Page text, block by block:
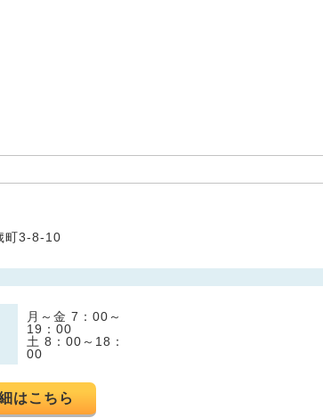
町3-8-10
月～金 7：00～
19：00
土 8：00～18：
00
はこちら